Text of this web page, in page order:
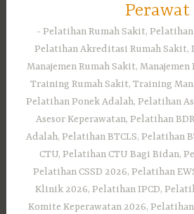
Perawat
Pelatihan Rumah Sakit,
Pelatihan Akreditasi Rumah Sakit,
Manajemen Rumah Sakit,
Training Rumah Sakit, Training
Pelatihan Ponek Adalah, Pelatihan
Asesor Keperawatan, Pelatihan
Adalah, Pelatihan BTCLS, Pelatihan
CTU, Pelatihan CTU Bagi Bidan,
Pelatihan CSSD 2026, Pelatihan
Klinik 2026, Pelatihan IPCD,
Komite Keperawatan 2026,